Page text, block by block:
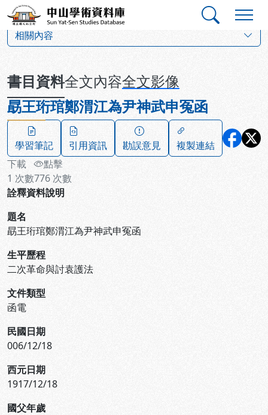
跳到主要內容
中山學術資料庫
相關內容
書目資料全文內容全文影像
勗王珩琯鄭渭江為尹神武申冤函
學習筆記 引用資訊 勘誤意見
複製連結
下載
1 次數
點擊
776 次數
詮釋資料說明
題名
勗王珩琯鄭渭江為尹神武申冤函
生平歷程
二次革命與討袁護法
文件類型
函電
民國日期
006/12/18
西元日期
1917/12/18
國父年歲